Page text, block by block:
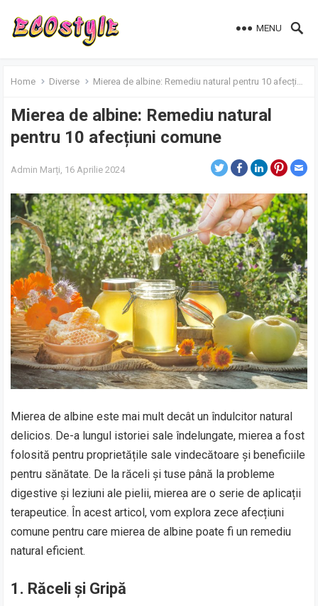
MENU
Home Diverse Mierea de albine: Remediu natural pentru 10 afecțiuni comune
Mierea de albine: Remediu natural
pentru 10 afecțiuni comune
Admin Marți, 16 Aprilie 2024
Mierea de albine este mai mult decât un îndulcitor natural
delicios. De-a lungul istoriei sale îndelungate, mierea a fost
folosită pentru proprietățile sale vindecătoare și beneficiile
pentru sănătate. De la răceli și tuse până la probleme
digestive și leziuni ale pielii, mierea are o serie de aplicații
terapeutice. În acest articol, vom explora zece afecțiuni
comune pentru care mierea de albine poate fi un remediu
natural eficient.
1. Răceli și Gripă